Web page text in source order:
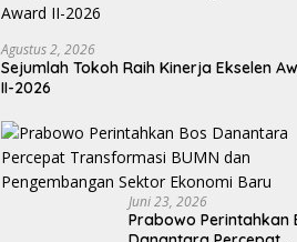
Agustus 2, 2026
Sejumlah Tokoh Raih Kinerja Ekselen
II-2026
Juni 23, 2026
Prabowo Perintahkan